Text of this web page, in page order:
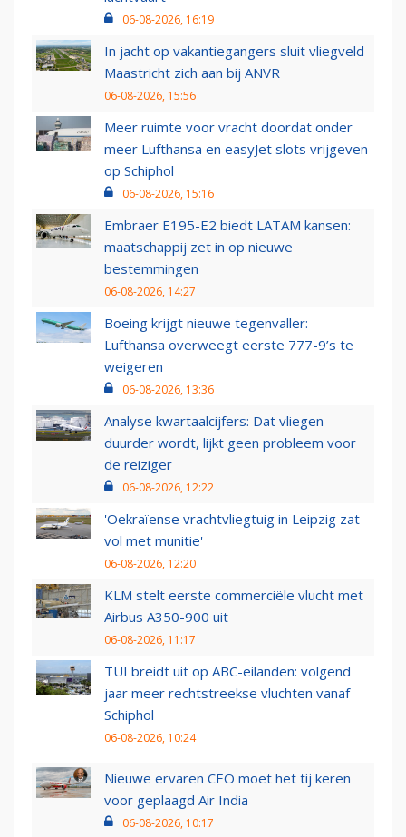
06-08-2026, 16:19
In jacht op vakantiegangers sluit vliegveld
Maastricht zich aan bij ANVR
06-08-2026, 15:56
Meer ruimte voor vracht doordat onder
meer Lufthansa en easyJet slots vrijgeven
op Schiphol
06-08-2026, 15:16
Embraer E195-E2 biedt LATAM kansen:
maatschappij zet in op nieuwe
bestemmingen
06-08-2026, 14:27
Boeing krijgt nieuwe tegenvaller:
Lufthansa overweegt eerste 777-9’s te
weigeren
06-08-2026, 13:36
Analyse kwartaalcijfers: Dat vliegen
duurder wordt, lijkt geen probleem voor
de reiziger
06-08-2026, 12:22
'Oekraïense vrachtvliegtuig in Leipzig zat
vol met munitie'
06-08-2026, 12:20
KLM stelt eerste commerciële vlucht met
Airbus A350-900 uit
06-08-2026, 11:17
TUI breidt uit op ABC-eilanden: volgend
jaar meer rechtstreekse vluchten vanaf
Schiphol
06-08-2026, 10:24
Nieuwe ervaren CEO moet het tij keren
voor geplaagd Air India
06-08-2026, 10:17